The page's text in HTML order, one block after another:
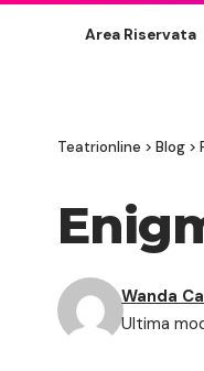
Area Riservata
Teatrionline > Blog >
Ultima
Wanda